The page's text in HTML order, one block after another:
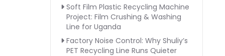
Soft Film Plastic Recycling Machine
Project: Film Crushing & Washing
Line for Uganda
Factory Noise Control: Why Shuliy’s
PET Recycling Line Runs Quieter